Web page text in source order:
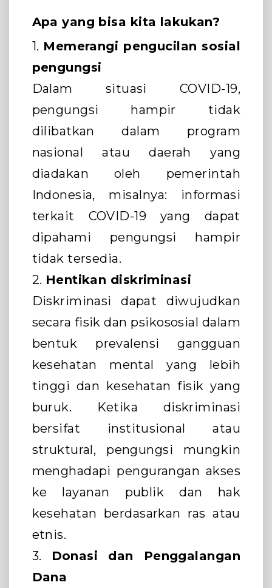
Apa yang bisa kita lakukan?
1. Memerangi pengucilan sosial
pengungsi
Dalam situasi COVID-19,
pengungsi hampir tidak
dilibatkan dalam program
nasional atau daerah yang
diadakan oleh pemerintah
Indonesia, misalnya: informasi
terkait COVID-19 yang dapat
dipahami pengungsi hampir
tidak tersedia.
2. Hentikan diskriminasi
Diskriminasi dapat diwujudkan
secara fisik dan psikososial dalam
bentuk prevalensi gangguan
kesehatan mental yang lebih
tinggi dan kesehatan fisik yang
buruk. Ketika diskriminasi
bersifat institusional atau
struktural, pengungsi mungkin
menghadapi pengurangan akses
ke layanan publik dan hak
kesehatan berdasarkan ras atau
etnis.
3.
Donasi dan Penggalangan
Dana